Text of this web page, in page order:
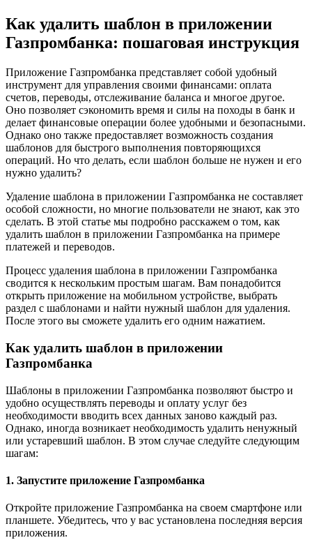
Как удалить шаблон в приложении
Газпромбанка: пошаговая инструкция
Приложение Газпромбанка представляет собой удобный
инструмент для управления своими финансами: оплата
счетов, переводы, отслеживание баланса и многое другое.
Оно позволяет сэкономить время и силы на походы в банк и
делает финансовые операции более удобными и безопасными.
Однако оно также предоставляет возможность создания
шаблонов для быстрого выполнения повторяющихся
операций. Но что делать, если шаблон больше не нужен и его
нужно удалить?
Удаление шаблона в приложении Газпромбанка не составляет
особой сложности, но многие пользователи не знают, как это
сделать. В этой статье мы подробно расскажем о том, как
удалить шаблон в приложении Газпромбанка на примере
платежей и переводов.
Процесс удаления шаблона в приложении Газпромбанка
сводится к нескольким простым шагам. Вам понадобится
открыть приложение на мобильном устройстве, выбрать
раздел с шаблонами и найти нужный шаблон для удаления.
После этого вы сможете удалить его одним нажатием.
Как удалить шаблон в приложении
Газпромбанка
Шаблоны в приложении Газпромбанка позволяют быстро и
удобно осуществлять переводы и оплату услуг без
необходимости вводить всех данных заново каждый раз.
Однако, иногда возникает необходимость удалить ненужный
или устаревший шаблон. В этом случае следуйте следующим
шагам:
1. Запустите приложение Газпромбанка
Откройте приложение Газпромбанка на своем смартфоне или
планшете. Убедитесь, что у вас установлена последняя версия
приложения.